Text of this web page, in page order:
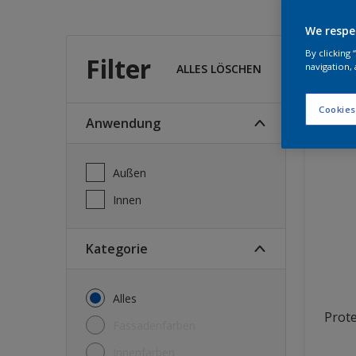
Filter ALLES LÖSCHEN
Anwendung
Außen
Innen
Kategorie
Alles
14
We
By clicking
navigation,